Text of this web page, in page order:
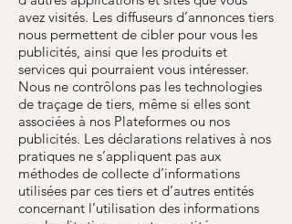
avez visités. Les diffuseurs d’annonces tiers
nous permettent de cibler pour vous les
publicités, ainsi que les produits et
services qui pourraient vous intéresser.
Nous ne contrôlons pas les technologies
de traçage de tiers, même si elles sont
associées à nos Plateformes ou nos
publicités. Les déclarations relatives à nos
pratiques ne s’appliquent pas aux
méthodes de collecte d’informations
utilisées par ces tiers et d’autres entités
concernant l’utilisation des informations